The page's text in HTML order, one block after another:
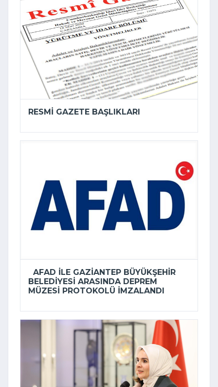
RESMI GAZETE BAŞLIKLARI
AFAD ILE GAZIANTEP BÜYÜKŞEHIR
BELEDIYESI ARASINDA DEPREM
MÜZESI PROTOKOLÜ IMZALANDI